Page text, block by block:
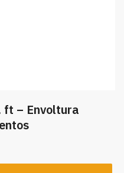
ft – Envoltura